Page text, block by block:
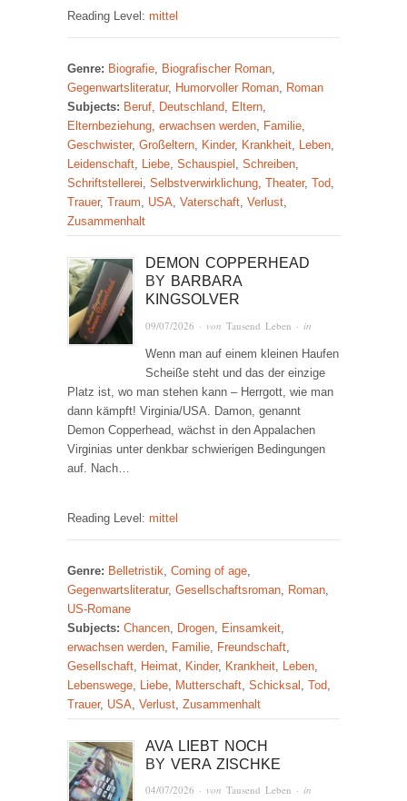
Reading Level: mittel
Genre: Biografie, Biografischer Roman,
Gegenwartsliteratur, Humorvoller Roman, Roman
Subjects: Beruf, Deutschland, Eltern,
Elternbeziehung, erwachsen werden, Familie,
Geschwister, Großeltern, Kinder, Krankheit, Leben,
Leidenschaft, Liebe, Schauspiel , Schreiben,
Schriftstellerei, Selbstverwirklichung, Theater, Tod,
Trauer, Traum, USA, Vaterschaft, Verlust,
Zusammenhalt
DEMON COPPERHEAD
BY BARBARA
KINGSOLVER
09/07/2026 · vonTausend Leben · in
Wenn man auf einem kleinen Haufen
Scheiße steht und das der einzige
Platz ist, wo man stehen kann – Herrgott, wie man
dann kämpft! Virginia/USA. Damon, genannt
Demon Copperhead, wächst in den Appalachen
Virginias unter denkbar schwierigen Bedingungen
auf. Nach…
Reading Level: mittel
Genre: Belletristik Coming of age
Gegenwartsliteratur, Gesellschaftsroman Roman
US-Romane
Subjects: Chancen Drogen Einsamkeit
erwachsen werden Familie Freundschaft
Gesellschaft Heimat Kinder, Krankheit Leben
Lebenswege Liebe Mutterschaft Schicksal Tod
Trauer, USA Verlust Zusammenhalt
AVA LIEBT NOCH
BYVERA ZISCHKE
04/07/2026 · vonTausend Leben · in